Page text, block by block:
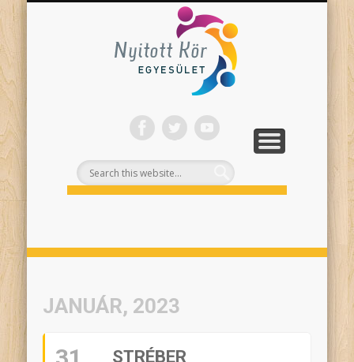
SZÍNHÁZI NEVELÉS
ONLINE PROGRAMJAINK
FELNŐTTEKNEK
PROJEKTEK
RÓLUNK
TÁMOGASS!
JANUÁR, 2023
STRÉBER